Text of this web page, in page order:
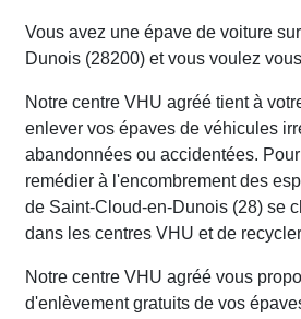
Vous avez une épave de voiture
Dunois (28200) et vous voulez
Notre centre VHU agréé tient à
enlever vos épaves de véhicules
abandonnées ou accidentées.
remédier à l'encombrement des
de Saint-Cloud-en-Dunois (28) se
dans les centres VHU et de
Notre centre VHU agréé vous
d'enlèvement gratuits de vos